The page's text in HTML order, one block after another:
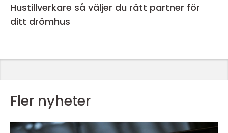
Hustillverkare så väljer du rätt partner för
ditt drömhus
Fler nyheter